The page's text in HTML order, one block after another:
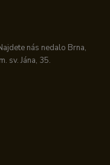
nás nedalo Brna,
sv. Jána, 35.